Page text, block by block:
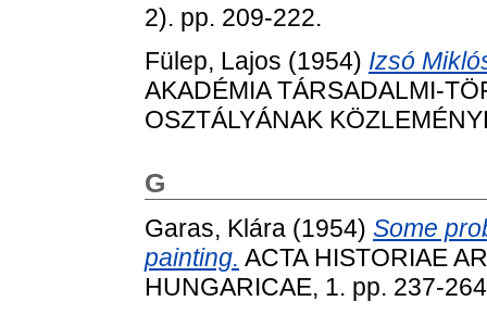
2). pp. 209-222.
Fülep, Lajos (1954) Izsó
AKADÉMIA TÁRSADALMI-
OSZTÁLYÁNAK
G
Garas, Klára (1954) Some
painting. ACTA HISTORIAE
HUNGARICAE, 1. pp. 237-